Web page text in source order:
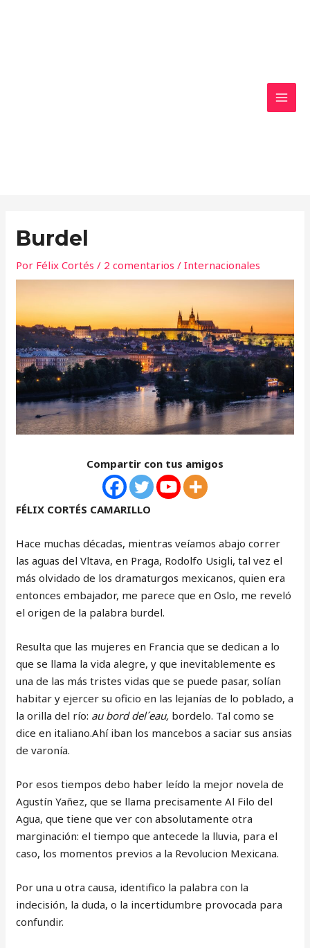
Burdel
Por Félix Cortés/ 2 comentarios /Internacionales
Compartir con tus amigos
FÉLIX CORTÉS CAMARILLO
Hace muchas décadas, mientras veíamos abajo correr
las aguas del Vltava, en Praga, Rodolfo Usigli, tal vez el
más olvidado de los dramaturgos mexicanos, quien era
entonces embajador, me parece que en Oslo, me reveló
el origen de la palabra burdel.
Resulta que las mujeres en Francia que se dedican a lo
que se llama la vida alegre, y que inevitablemente es
una de las más tristes vidas que se puede pasar, solían
habitar y ejercer su oficio en las lejanías de lo poblado, a
la orilla del río: au bord del´eau, bordelo. Tal como se
dice en italiano.Ahí iban los mancebos a saciar sus ansias
de varonía.
Por esos tiempos debo haber leído la mejor novela de
Agustín Yañez, que se llama precisamente Al Filo del
Agua, que tiene que ver con absolutamente otra
marginación: el tiempo que antecede la lluvia, para el
caso, los momentos previos a la Revolucion Mexicana.
Por una u otra causa, identifico la palabra con la
indecisión, la duda, o la incertidumbre provocada para
confundir.